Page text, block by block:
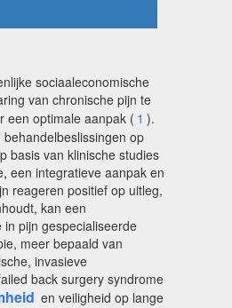
sociaaleconomische
van chronische pijn te
een optimale aanpak ( 1 ).
op
basis van klinische studies
een integratieve aanpak en
reageren positief op uitleg,
kan een
pijn gespecialiseerde
meer bepaald van
invasieve
back surgery syndrome
en veiligheid op lange